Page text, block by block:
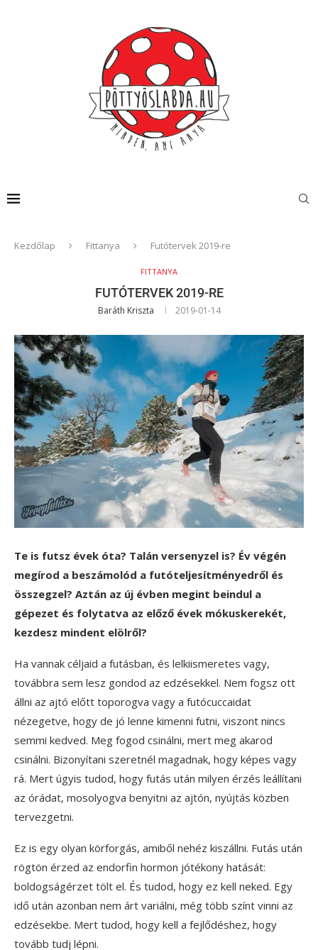
Kezdőlap Fittanya Futótervek 2019-re
FITTANYA
FUTÓTERVEK 2019-RE
Baráth Kriszta 2019-01-14
Te is futsz évek óta? Talán versenyzel is? Év végén
megírod a beszámolód a futóteljesítményedről és
összegzel? Aztán az új évben megint beindul a
gépezet és folytatva az előző évek mókuskerekét,
kezdesz mindent elölről?
Ha vannak céljaid a futásban, és lelkiismeretes vagy,
továbbra sem lesz gondod az edzésekkel. Nem fogsz ott
állni az ajtó előtt toporogva vagy a futócuccaidat
nézegetve, hogy de jó lenne kimenni futni, viszont nincs
semmi kedved. Meg fogod csinálni, mert meg akarod
csinálni. Bizonyítani szeretnél magadnak, hogy képes vagy
rá. Mert úgyis tudod, hogy futás után milyen érzés leállítani
az órádat, mosolyogva benyitni az ajtón, nyújtás közben
tervezgetni.
Ez is egy olyan körforgás, amiből nehéz kiszállni. Futás után
rögtön érzed az endorfin hormon jótékony hatását:
boldogságérzet tölt el. És tudod, hogy ez kell neked. Egy
idő után azonban nem árt variálni, még több színt vinni az
edzésekbe. Mert tudod, hogy kell a fejlődéshez, hogy
tovább tudj lépni.